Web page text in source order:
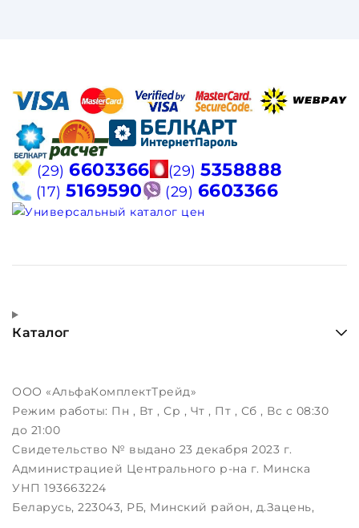
(29) 6603366 (29) 5358888
(17) 5169590 (29) 6603366
Каталог
ООО «АльфаКомплектТрейд»
Режим работы: Пн , Вт , Ср , Чт , Пт , Сб , Вс c 08:30
до 21:00
Свидетельство № выдано 23 декабря 2023 г.
Администрацией Центрального р-на г. Минска
УНП 193663224
Беларусь, 223043, РБ, Минский район, д.Зацень,